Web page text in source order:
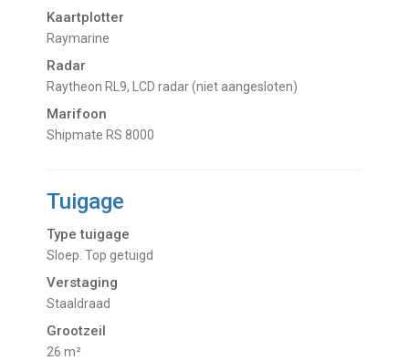
Kaartplotter
Raymarine
Radar
Raytheon RL9, LCD radar (niet aangesloten)
Marifoon
Shipmate RS 8000
Tuigage
Type tuigage
Sloep. Top getuigd
Verstaging
Staaldraad
Grootzeil
26 m²